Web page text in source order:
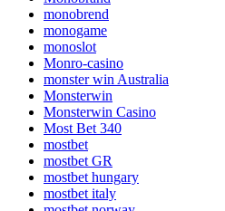
monobrend
monogame
monoslot
Monro-casino
monster win Australia
Monsterwin
Monsterwin Casino
Most Bet 340
mostbet
mostbet GR
mostbet hungary
mostbet italy